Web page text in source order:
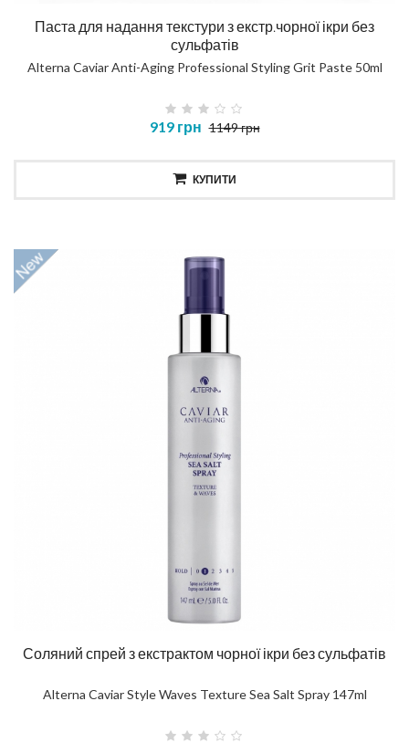
Паста для надання текстури з екстр.чорної ікри без
сульфатів
Alterna Caviar Anti-Aging Professional Styling Grit Paste 50ml
919 грн 1149 грн
КУПИТИ
Соляний спрей з екстрактом чорної ікри без сульфатів
Alterna Caviar Style Waves Texture Sea Salt Spray 147ml